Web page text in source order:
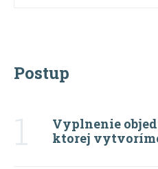
Postup
1
Vyplnenie
ktorej